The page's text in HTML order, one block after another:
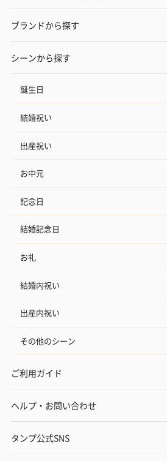
ブランドから探す
シーンから探す
誕生日
結婚祝い
出産祝い
お中元
記念日
結婚記念日
お礼
結婚内祝い
出産内祝い
その他のシーン
ご利用ガイド
ヘルプ・お問い合わせ
タンプ公式SNS